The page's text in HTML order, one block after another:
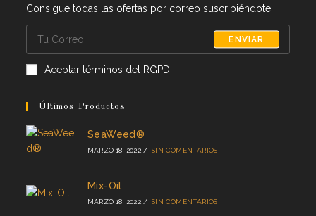
Consigue todas las ofertas por correo suscribiéndote
ENVIAR
Aceptar términos del RGPD
Últimos Productos
SeaWeed®
MARZO 18, 2022 / SIN COMENTARIOS
Mix-Oil
MARZO 18, 2022 / SIN COMENTARIOS